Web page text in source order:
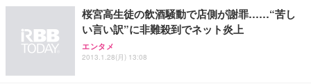
ョン PCチェア 通気性メッシュ ゲーミング/勉強/事
務用 おしゃれ パソコンチェア (ホワイト)
ANDWINT オフィスチェア デスクチェア 肘なし メ
ッシュ 通気性 ランバーサポート付き 腰サポート ガ
ス圧無段階昇降 360度回転 キャスター付き コンパク
【MiniLED/24.5inch/280Hz/FHD】GRAPHT THE S
HOOTER Gaming Monitor 24” Essential ゲーミン
グモニター QD 24.5インチ 1ms FHD 量子ドット 残
アイリスオーヤマ ペットシーツ 超厚型 お徳用 レギ
ュラー 200枚入【Amazon.co.jp限定】
桜宮高生徒の飲酒騒動で店側が謝罪……“苦し
い言い訳”に非難殺到でネット炎上
エンタメ
2013.1.28(月) 13:08